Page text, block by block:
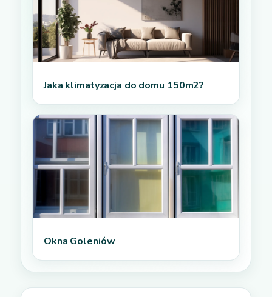
Jaka klimatyzacja do domu 150m2?
Okna Goleniów